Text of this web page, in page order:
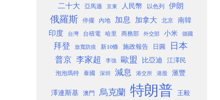
二十大 亞馬遜 京東 人民幣 以色列 伊朗
俄羅斯 停擺 內地 加息 加拿大 北京
南韓
印度
台灣 台積電 哈里 商務部 外交部 小米 德國
拜登 放寬防疫 新10條 施政報告 日圓 日本
普京 李家超 李強 歐盟 比亞迪 江澤民
泡泡瑪特 泰國 深圳 減息 港交所 港股 滙豐
澤連斯基 澳門 烏克蘭 特朗普 王毅